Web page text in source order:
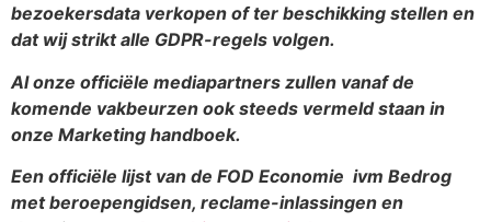
bezoekersdata verkopen of ter beschikking stellen en
dat wij strikt alle GDPR-regels volgen.
Al onze officiële mediapartners zullen vanaf de
komende vakbeurzen ook steeds vermeld staan in
onze Marketing handboek.
Een officiële lijst van de FOD Economie ivm Bedrog
met beroepengidsen, reclame-inlassingen en